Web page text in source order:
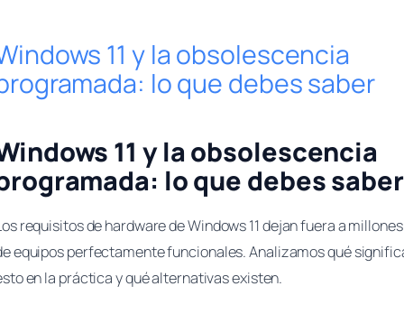
11 y la obsolescencia
lo que debes saber
11 y la obsolescencia
lo que debes saber
requisitos de hardware de Windows 11 dejan fuera a millones
equipos perfectamente funcionales. Analizamos qué
en la práctica y qué alternativas existen.